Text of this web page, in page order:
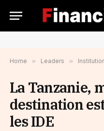
Home » Leaders »
La Tanzanie,
destination
les IDE